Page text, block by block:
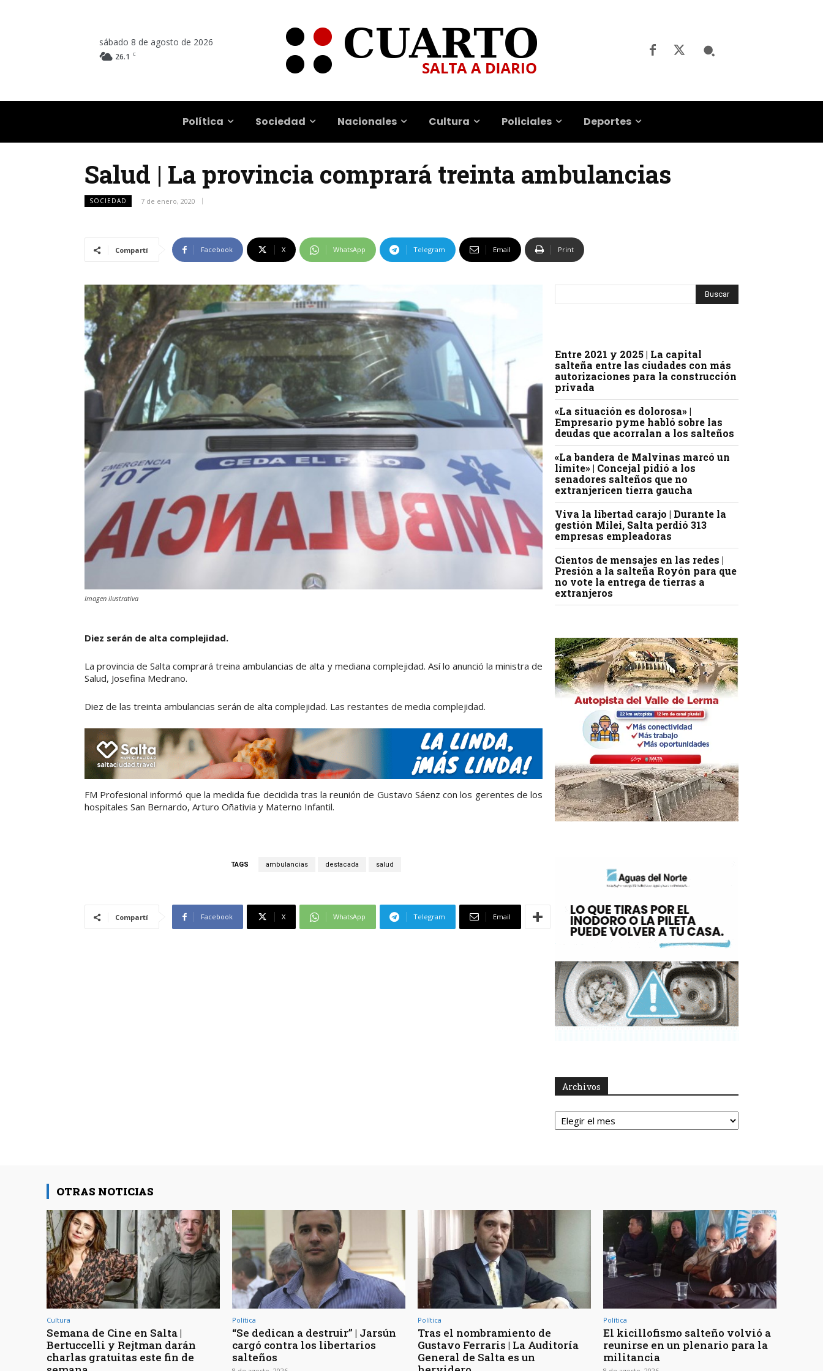
sábado 8 de agosto de 2026
26.1 C
Política Sociedad Nacionales Cultura Policiales Deportes
Salud | La provincia comprará treinta ambulancias
SOCIEDAD 7 de enero, 2020
Compartí Facebook X WhatsApp Telegram Email Print
Imagen ilustrativa
Diez serán de alta complejidad.
La provincia de Salta comprará treina ambulancias de alta y mediana complejidad. Así lo anunció la ministra de
Salud, Josefina Medrano.
Diez de las treinta ambulancias serán de alta complejidad. Las restantes de media complejidad.
FM Profesional informó que la medida fue decidida tras la reunión de Gustavo Sáenz con los gerentes de los
hospitales San Bernardo, Arturo Oñativia y Materno Infantil.
TAGS ambulancias destacada salud
Compartí Facebook X WhatsApp Telegram Email
Entre 2021 y 2025 | La capital
salteña entre las ciudades con más
autorizaciones para la construcción
privada
«La situación es dolorosa» |
Empresario pyme habló sobre las
deudas que acorralan a los salteños
«La bandera de Malvinas marcó un
límite» | Concejal pidió a los
senadores salteños que no
extranjericen tierra gaucha
Viva la libertad carajo | Durante la
gestión Milei, Salta perdió 313
empresas empleadoras
Cientos de mensajes en las redes |
Presión a la salteña Royón para que
no vote la entrega de tierras a
extranjeros
Archivos
Archivos
OTRAS NOTICIAS
Cultura
Semana de Cine en Salta |
Bertuccelli y Rejtman darán
charlas gratuitas este fin de
Política
“Se dedican a destruir” | Jarsún
cargó contra los libertarios
salteños
Política
Tras el nombramiento de
Gustavo Ferraris | La Auditoría
General de Salta es un
Política
El kicillofismo salteño volvió a
reunirse en un plenario para la
militancia